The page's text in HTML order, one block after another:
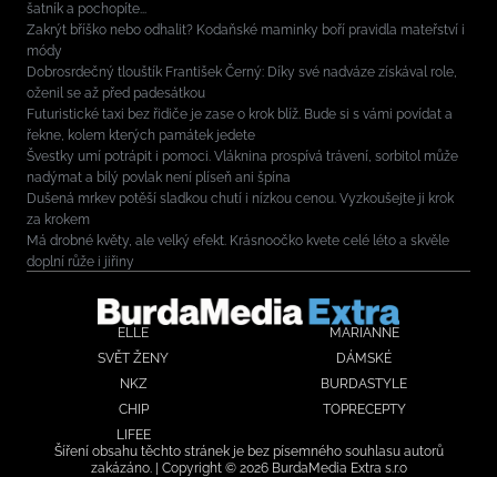
šatník a pochopíte...
Zakrýt bříško nebo odhalit? Kodaňské maminky boří pravidla mateřství i
módy
Dobrosrdečný tlouštík František Černý: Díky své nadváze získával role,
oženil se až před padesátkou
Futuristické taxi bez řidiče je zase o krok blíž. Bude si s vámi povídat a
řekne, kolem kterých památek jedete
Švestky umí potrápit i pomoci. Vláknina prospívá trávení, sorbitol může
nadýmat a bílý povlak není plíseň ani špína
Dušená mrkev potěší sladkou chutí i nízkou cenou. Vyzkoušejte ji krok
za krokem
Má drobné květy, ale velký efekt. Krásnoočko kvete celé léto a skvěle
doplní růže i jiřiny
ELLE
MARIANNE
SVĚT ŽENY
DÁMSKÉ
NKZ
BURDASTYLE
CHIP
TOPRECEPTY
LIFEE
Šíření obsahu těchto stránek je bez písemného souhlasu autorů
zakázáno. | Copyright © 2026 BurdaMedia Extra s.r.o